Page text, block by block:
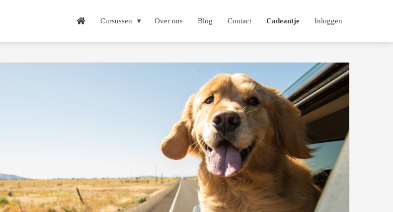
Cursussen Over ons Blog Contact Cadeautje Inloggen